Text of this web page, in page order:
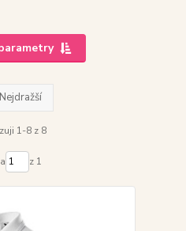
Nejdražší
1-8 z 8
z 1